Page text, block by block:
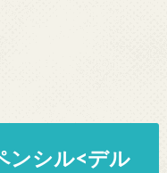
ンシル<デル